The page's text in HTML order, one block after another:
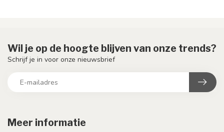
Meer informatie
Wil je op de hoogte blijven van onze trends?
Schrijf je in voor onze nieuwsbrief